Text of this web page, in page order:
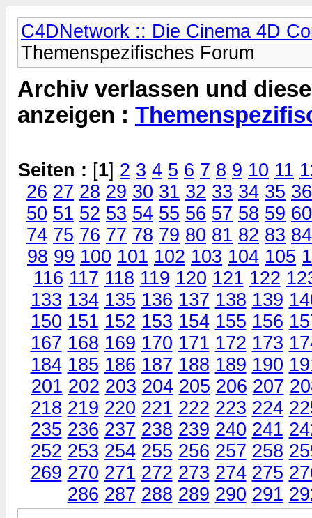
C4DNetwork :: Die Cinema 4D
Themenspezifisches Forum
Archiv verlassen und
anzeigen :
Seiten : [1] 2 3 4 5 6 7 8 9 10 11
26 27 28 29 30 31 32 33 34 35 36
50 51 52 53 54 55 56 57 58 59 60
74 75 76 77 78 79 80 81 82 83 84
98 99 100 101 102 103 104 105
116 117 118 119 120 121 122
133 134 135 136 137 138 139
150 151 152 153 154 155 156
167 168 169 170 171 172 173
184 185 186 187 188 189 190
201 202 203 204 205 206 207
218 219 220 221 222 223 224
235 236 237 238 239 240 241
252 253 254 255 256 257 258
269 270 271 272 273 274 275
286 287 288 289 290 291